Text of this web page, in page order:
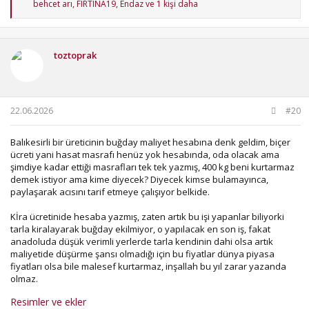
p
behcet arı,FIRTINA19,Endazve 1 kişi daha
toztoprak
22.06.2026 #20
Balıkesirli bir üreticinin buğday maliyet hesabına denk geldim, biçer
ücreti yani hasat masrafı henüz yok hesabında, oda olacak ama
şimdiye kadar ettiği masrafları tek tek yazmış, 400 kg beni kurtarmaz
demek istiyor ama kime diyecek? Diyecek kimse bulamayınca,
paylaşarak acısını tarif etmeye çalışıyor belkide.
Kİra ücretinide hesaba yazmış, zaten artık bu işi yapanlar biliyorki
tarla kiralayarak buğday ekilmiyor, o yapılacak en son iş, fakat
anadoluda düşük verimli yerlerde tarla kendinin dahi olsa artık
maliyetide düşürme şansı olmadığı için bu fiyatlar dünya piyasa
fiyatları olsa bile malesef kurtarmaz, inşallah bu yıl zarar yazanda
olmaz.
Resimler ve ekler